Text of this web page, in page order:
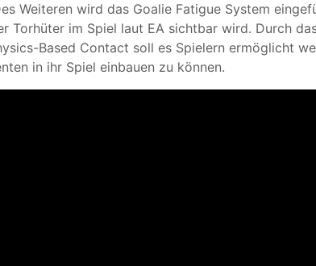
Weiteren wird das Goalie Fatigue System
Torhüter im Spiel laut EA sichtbar wird. Durch
Based Contact soll es Spielern ermöglicht
in ihr Spiel einbauen zu können.